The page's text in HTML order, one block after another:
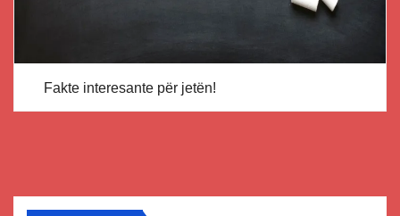
Fakte interesante për jetën!